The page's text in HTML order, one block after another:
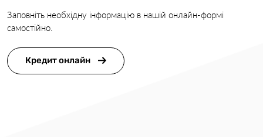
Заповніть необхідну інформацію в нашій онлайн-формі
самостійно.
Кредит онлайн